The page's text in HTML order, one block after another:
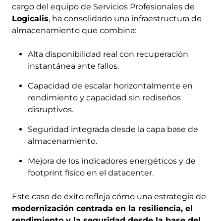
cargo del equipo de Servicios Profesionales de
Logicalis, ha consolidado una infraestructura de
almacenamiento que combina:
Alta disponibilidad real con recuperación
instantánea ante fallos.
Capacidad de escalar horizontalmente en
rendimiento y capacidad sin rediseños
disruptivos.
Seguridad integrada desde la capa base de
almacenamiento.
Mejora de los indicadores energéticos y de
footprint físico en el datacenter.
Este caso de éxito refleja cómo una estrategia de
modernización centrada en la resiliencia, el